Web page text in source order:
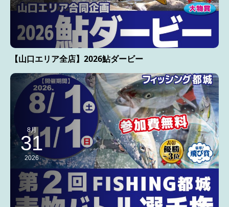
【山口エリア全店】2026鮎ダービー
8月
31
2026